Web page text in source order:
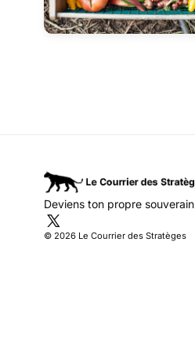
Deviens ton propre souverain
© 2026 Le Courrier des Stratèges